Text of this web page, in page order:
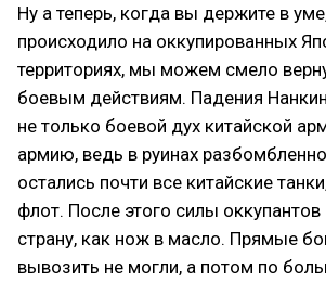
Ну а теперь, когда вы держите в
происходило на оккупированных
территориях, мы можем смело
боевым действиям. Падения
не только боевой дух китайской
армию, ведь в руинах
остались почти все китайские
флот. После этого силы оккупантов
страну, как нож в масло. Прямые
вывозить не могли, а потом по